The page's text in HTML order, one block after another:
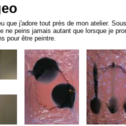
que j'adore tout près de mon atelier.
ne peins jamais autant que lorsque je
pour être peintre.